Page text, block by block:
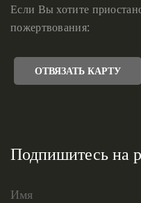
Если Вы хотите
пожертвования:
ОТВЯЗАТЬ КАРТУ
Подпишитесь на
Имя